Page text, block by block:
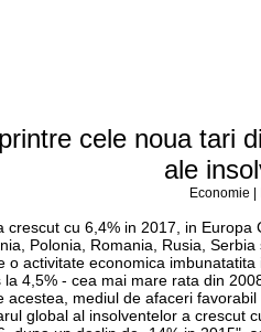
cele noua tari
ale
Economie
crescut cu 6,4% in 2017, in
Polonia, Romania, Rusia,
o activitate economica
4,5% - cea mai mare rata din
acestea, mediul de afaceri
global al insolventelor a crescut